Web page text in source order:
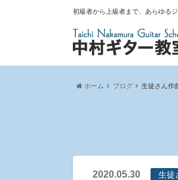
初級者から上級者まで、あらゆる
ホーム ブログ 生徒さん作
2020.05.30 生徒